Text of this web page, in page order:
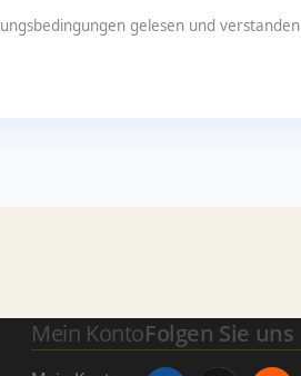
gelesen und verstanden
Mein KontoFolgen Sie uns